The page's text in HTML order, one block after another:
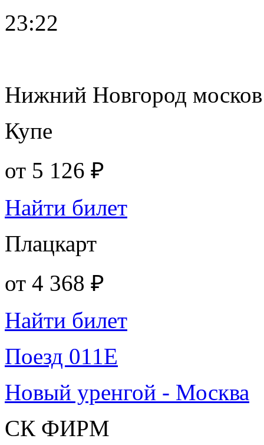
23:22
Нижний Новгород москов
Купе
от 5 126 ₽
Найти билет
Плацкарт
от 4 368 ₽
Найти билет
Поезд 011Е
Новый уренгой - Москва
СК ФИРМ